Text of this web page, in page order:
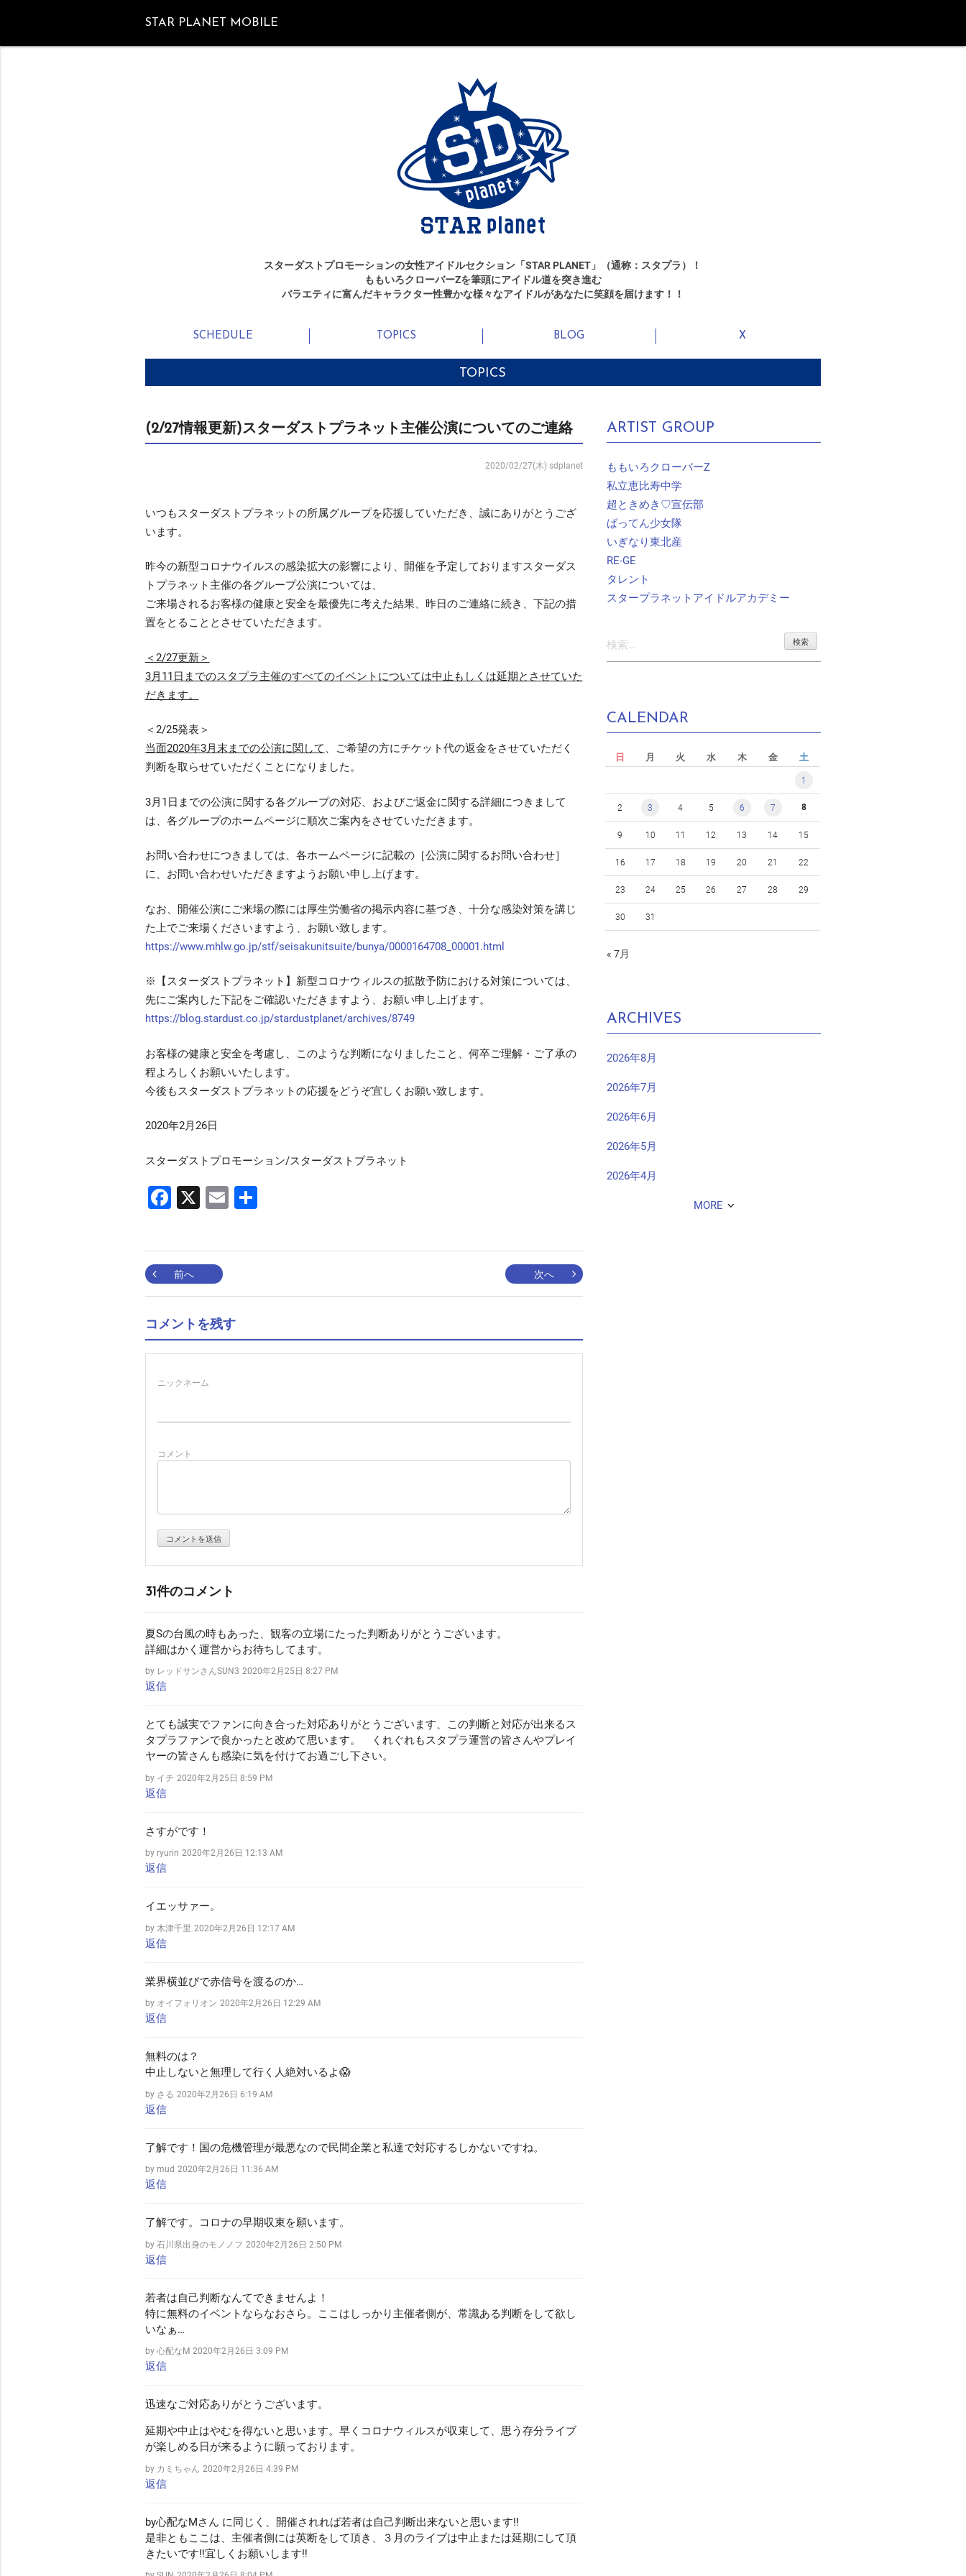
STAR PLANET MOBILE
スターダストプロモーションの女性アイドルセクション「STAR PLANET」（通称：スタプラ）！
ももいろクローバーZを筆頭にアイドル道を突き進む
バラエティに富んだキャラクター性豊かな様々なアイドルがあなたに笑顔を届けます！！
SCHEDULE TOPICS BLOG X
TOPICS
(2/27情報更新)スターダストプラネット主催公演についてのご連絡
2020/02/27(木)sdplanet
いつもスターダストプラネットの所属グループを応援していただき、誠にありがとうござ
います。
昨今の新型コロナウイルスの感染拡大の影響により、開催を予定しておりますスターダス
トプラネット主催の各グループ公演については、
ご来場されるお客様の健康と安全を最優先に考えた結果、昨日のご連絡に続き、下記の措
置をとることとさせていただきます。
＜2/27更新＞
3月11日までのスタプラ主催のすべてのイベントについては中止もしくは延期とさせていた
だきます。
＜2/25発表＞
当面2020年3月末までの公演に関して 、ご希望の方にチケット代の返金をさせていただく
判断を取らせていただくことになりました。
3月1日までの公演に関する各グループの対応、およびご返金に関する詳細につきまして
は、各グループのホームページに順次ご案内をさせていただきます。
お問い合わせにつきましては、各ホームページに記載の［公演に関するお問い合わせ］
に、お問い合わせいただきますようお願い申し上げます。
なお、開催公演にご来場の際には厚生労働省の掲示内容に基づき、十分な感染対策を講じ
た上でご来場くださいますよう、お願い致します。
https://www.mhlw.go.jp/stf/seisakunitsuite/bunya/0000164708_00001.html
※【スターダストプラネット】新型コロナウィルスの拡散予防における対策については、
先にご案内した下記をご確認いただきますよう、お願い申し上げます。
https://blog.stardust.co.jp/stardustplanet/archives/8749
お客様の健康と安全を考慮し、このような判断になりましたこと、何卒ご理解・ご了承の
程よろしくお願いいたします。
今後もスターダストプラネットの応援をどうぞ宜しくお願い致します。
2020年2月26日
スターダストプロモーション/スターダストプラネット
Facebook
X Email
投
稿
ナ
ビ
シ
ョ
ン
前へ 次へ
コメントを残す
ニックネーム
コメント
31件のコメント
夏Sの台風の時もあった、観客の立場にたった判断ありがとうございます。
詳細はかく運営からお待ちしてます。
by レッドサンさんSUN3 2020年2月25日 8:27 PM
返信
とても誠実でファンに向き合った対応ありがとうございます、この判断と対応が出来るス
タプラファンで良かったと改めて思います。 くれぐれもスタプラ運営の皆さんやプレイ
ヤーの皆さんも感染に気を付けてお過ごし下さい。
by イチ 2020年2月25日 8:59 PM
返信
さすがです！
by ryurin 2020年2月26日 12:13 AM
返信
イエッサァー。
by 木津千里 2020年2月26日 12:17 AM
返信
業界横並びで赤信号を渡るのか…
by オイフォリオン 2020年2月26日 12:29 AM
返信
無料のは？
中止しないと無理して行く人絶対いるよ😱
by さる 2020年2月26日 6:19 AM
返信
了解です！国の危機管理が最悪なので民間企業と私達で対応するしかないですね。
by mud 2020年2月26日 11:36 AM
返信
了解です。コロナの早期収束を願います。
by 石川県出身のモノノフ 2020年2月26日 2:50 PM
返信
若者は自己判断なんてできませんよ！
特に無料のイベントならなおさら。ここはしっかり主催者側が、常識ある判断をして欲し
いなぁ…
by 心配なM 2020年2月26日 3:09 PM
返信
迅速なご対応ありがとうございます。
延期や中止はやむを得ないと思います。早くコロナウィルスが収束して、思う存分ライブ
が楽しめる日が来るように願っております。
by カミちゃん 2020年2月26日 4:39 PM
返信
by心配なMさん に同じく、開催されれば若者は自己判断出来ないと思います‼️
是非ともここは、主催者側には英断をして頂き、３月のライブは中止または延期にして頂
きたいです‼️宜しくお願いします‼️
ARTIST GROUP
ももいろクローバーZ
私立恵比寿中学
超ときめき♡宣伝部
ばってん少女隊
いぎなり東北産
RE-GE
タレント
スタープラネットアイドルアカデミー
索:
CALENDAR
日 月 火 水 木 金 土
1
2 3 4 5 6 7 8
9 10 11 12 13 14 15
16 17 18 19 20 21 22
23 24 25 26 27 28 29
30 31
« 7月
ARCHIVES
2026年8月
2026年7月
2026年6月
2026年5月
2026年4月
MORE